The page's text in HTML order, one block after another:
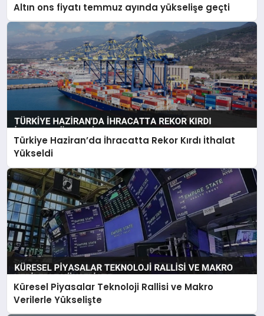
Altın ons fiyatı temmuz ayında yükselişe geçti
Türkiye Haziran’da İhracatta Rekor Kırdı İthalat
Yükseldi
Küresel Piyasalar Teknoloji Rallisi ve Makro
Verilerle Yükselişte